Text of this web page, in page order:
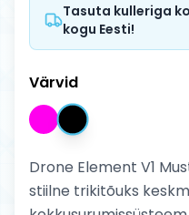
Tasuta kulleriga
kogu Eesti!
Värvid
Drone Element V1
stiilne trikitõuks